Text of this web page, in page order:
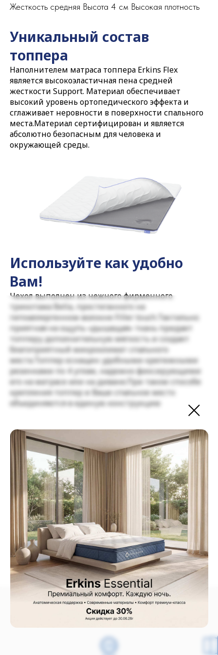
Жесткость средняя Высота 4 см Высокая плотность
Уникальный состав
топпера
Наполнителем матраса топпера Erkins Flex
является высокоэластичная пена средней
жесткости Support. Материал обеспечивает
высокий уровень ортопедического эффекта и
сглаживает неровности в поверхности спального
места.Материал сертифицирован и является
абсолютно безопасным для человека и
окружающей среды.
Используйте как удобно
Вам!
Чехол выполнен из нежного фирменного
трикотажа Bella, простеганного на
гипоаллергенном волокне Filler touch.Тактильно
приятная на ощупь «дышащая» ткань придает
топперу дополнительную мягкость и создает
благоприятный микроклимат спального
места.Топпер оснащен удобными крепежными
резинками по 4 углам, надежно фиксирующими
его на матрасе или на диване.При таком способе
крепления топпер и Ваше спальное место
объединяются в единую конструкцию
Поможем с выбором